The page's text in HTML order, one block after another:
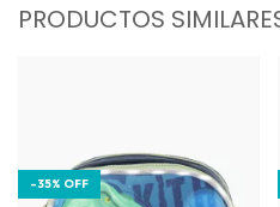
PRODUCTOS
-35% OFF